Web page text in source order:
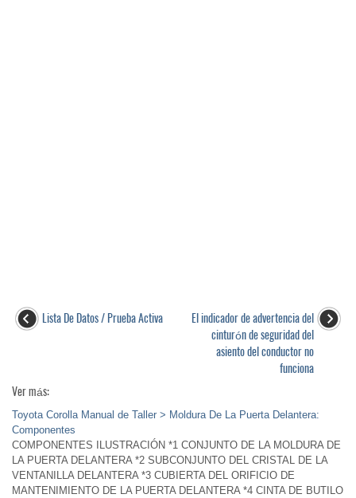
Lista De Datos / Prueba Activa
El indicador de advertencia del
cinturón de seguridad del
asiento del conductor no
funciona
Ver más:
Toyota Corolla Manual de Taller > Moldura De La Puerta Delantera:
Componentes
COMPONENTES ILUSTRACIÓN *1 CONJUNTO DE LA MOLDURA DE
LA PUERTA DELANTERA *2 SUBCONJUNTO DEL CRISTAL DE LA
VENTANILLA DELANTERA *3 CUBIERTA DEL ORIFICIO DE
MANTENIMIENTO DE LA PUERTA DELANTERA *4 CINTA DE BUTILO